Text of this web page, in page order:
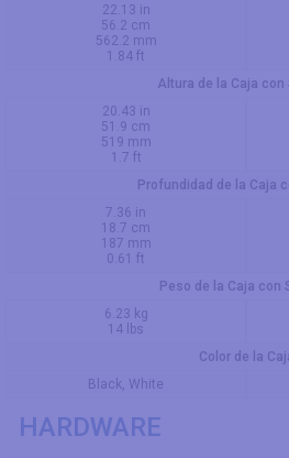
22.13 in
56.2 cm
562.2 mm
1.84 ft
Altura de la Caja con
20.43 in
51.9 cm
519 mm
1.7 ft
Profundidad de la Caja
7.36 in
18.7 cm
187 mm
0.61 ft
Peso de la Caja con
6.23 kg
14 lbs
Color de la
Black, White
HARDWARE